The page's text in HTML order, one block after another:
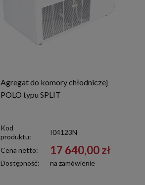
Agregat do komory chłodniczej
POLO typu SPLIT
Kod
produktu:
I04123N
Cena netto: 17 640,00 zł
Dostępność: na zamówienie